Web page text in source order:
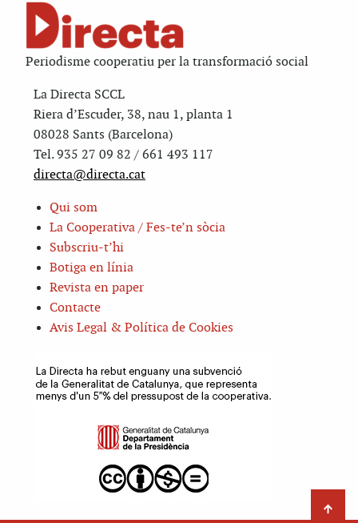
Periodisme cooperatiu per la transformació social
La Directa SCCL
Riera d’Escuder, 38, nau 1, planta 1
08028 Sants (Barcelona)
Tel. 935 27 09 82 / 661 493 117
directa@directa.cat
Qui som
La Cooperativa / Fes-te’n sòcia
Subscriu-t’hi
Botiga en línia
Revista en paper
Contacte
Avis Legal & Política de Cookies